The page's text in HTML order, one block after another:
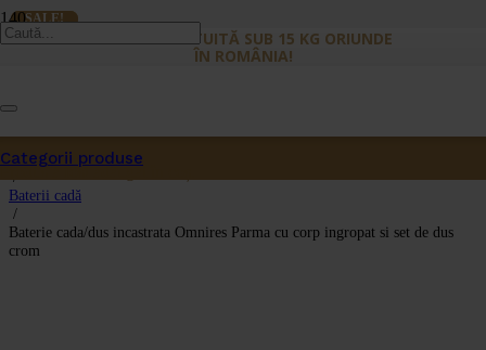
LIVRARE GRATUITĂ SUB 15 KG ORIUNDE
ÎN ROMÂNIA!
Produsa fost adăugat în coș.
Categorii produse
/
Baterii sanitare
/
Baterii cadă
/
Baterie cada/dus incastrata Omnires Parma cu corp ingropat si set de dus
crom
SALE!
SALE!